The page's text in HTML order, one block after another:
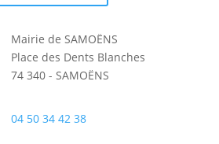
Mairie de SAMOËNS
Place des Dents Blanches
74 340 - SAMOËNS
04 50 34 42 38